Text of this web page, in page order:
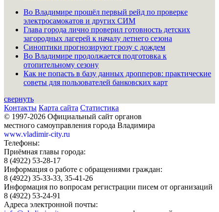
Во Владимире прошёл первый рейд по проверке
электросамокатов и других СИМ
Глава города лично проверил готовность детских
загородных лагерей к началу летнего сезона
Синоптики прогнозируют грозу с дождем
Во Владимире продолжается подготовка к
отопительному сезону
Как не попасть в базу данных дропперов: практические
советы для пользователей банковских карт
свернуть
Контакты Карта сайта Статистика
© 1997-2026 Официальный сайт органов
местного самоуправления города Владимира
www.vladimir-city.ru
Телефоны:
Приёмная главы города:
8 (4922) 53-28-17
Информация о работе с обращениями граждан:
8 (4922) 35-33-33, 35-41-26
Информация по вопросам регистрации писем от организаций
8 (4922) 53-24-91
Адреса электронной почты: